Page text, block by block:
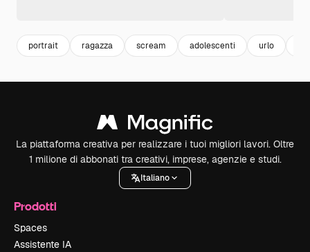
portrait ragazza scream adolescenti urlo
La piattaforma creativa per realizzare i tuoi migliori lavori. Oltre
1 milione di abbonati tra creativi, imprese, agenzie e studi.
Italiano
Prodotti
Spaces
Assistente IA